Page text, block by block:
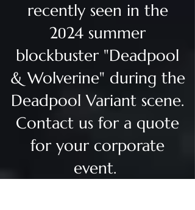
recently seen in the
2024 summer
blockbuster "Deadpool
& Wolverine" during the
Deadpool Variant scene.
Contact us for a quote
for your corporate
event.